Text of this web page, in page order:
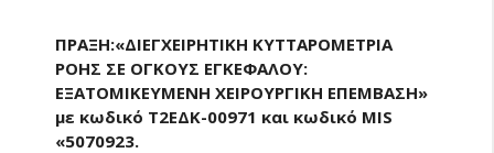
ΠΡΑΞΗ:«ΔΙΕΓΧΕΙΡΗΤΙΚΗ ΚΥΤΤΑΡΟΜΕΤΡΙΑ
ΡΟΗΣ ΣΕ ΟΓΚΟΥΣ ΕΓΚΕΦΑΛΟΥ:
ΕΞΑΤΟΜΙΚΕΥΜΕΝΗ ΧΕΙΡΟΥΡΓΙΚΗ ΕΠΕΜΒΑΣΗ»
με κωδικό Τ2ΕΔΚ-00971 και κωδικό ΜIS
«5070923.